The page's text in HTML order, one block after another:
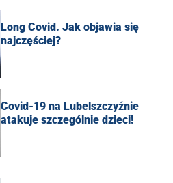
Long Covid. Jak objawia się
najczęściej?
Covid-19 na Lubelszczyźnie
atakuje szczególnie dzieci!